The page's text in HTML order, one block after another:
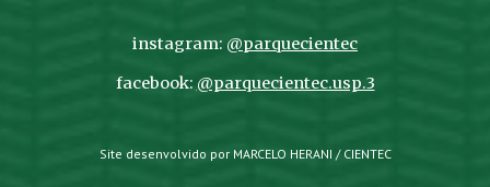
instagram: @parquecientec
facebook: @parquecientec.usp.3
Site desenvolvido por MARCELO HERANI / CIENTEC